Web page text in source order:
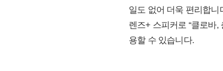
일도 없어 더욱 편리합니
렌즈+ 스피커로 “클로바
용할 수 있습니다.